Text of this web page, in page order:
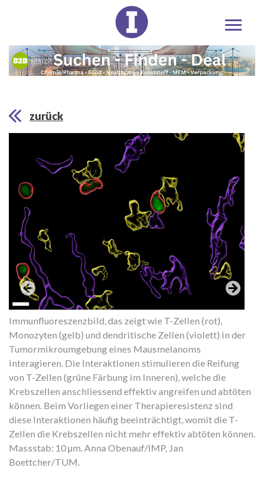
zurück
Immunfluoreszenzbild, das zeigt wie T-Zellen (rot),
Monozyten (gelb) und dendritische Zellen (violett) in der
Tumormikroumgebung eines Mausmelanoms
interagieren. Die Interaktionen stimulieren die Reifung
von T-Zellen (grüne Färbung im Inneren), welche die
Krebszellen anschliessend effektiv angreifen und abtöten
können. Beim Vorliegen einer Therapieresistenz sind
diese Interaktionen häufig beeinträchtigt, womit die T-
Zellen die Krebszellen nicht mehr effektiv abtöten können.
Massstab: 10 µm. Anna Obenauf/IMP, Jan
Boettcher/TUM.